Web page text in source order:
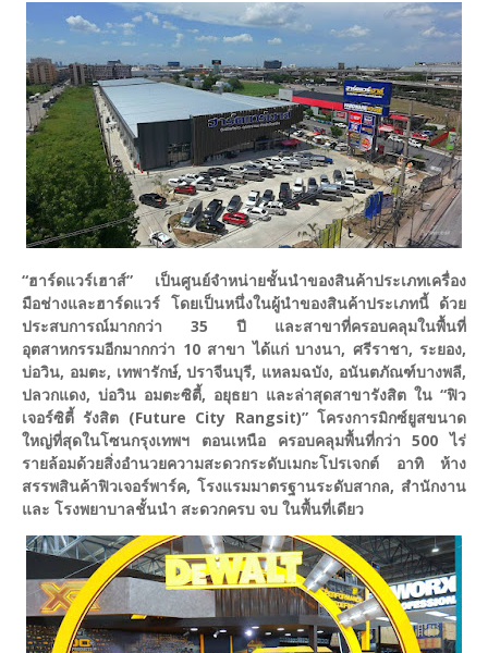
“ฮาร์ดแวร์เฮาส์” เป็นศูนย์จำหน่ายชั้นนำของสินค้าประเภทเครื่อง
มือช่างและฮาร์ดแวร์ โดยเป็นหนึ่งในผู้นำของสินค้าประเภทนี้ ด้วย
ประสบการณ์มากกว่า 35 ปี และสาขาที่ครอบคลุมในพื้นที่
อุตสาหกรรมอีกมากกว่า 10 สาขา ได้แก่ บางนา, ศรีราชา, ระยอง,
บ่อวิน, อมตะ, เทพารักษ์, ปราจีนบุรี, แหลมฉบัง, อนันตภัณฑ์บางพลี,
ปลวกแดง, บ่อวิน อมตะซิตี้, อยุธยา และล่าสุดสาขารังสิต ใน “ฟิว
เจอร์ซิตี้ รังสิต (Future City Rangsit)” โครงการมิกซ์ยูสขนาด
ใหญ่ที่สุดในโซนกรุงเทพฯ ตอนเหนือ ครอบคลุมพื้นที่กว่า 500 ไร่
รายล้อมด้วยสิ่งอำนวยความสะดวกระดับเมกะโปรเจกต์ อาทิ ห้าง
สรรพสินค้าฟิวเจอร์พาร์ค, โรงแรมมาตรฐานระดับสากล, สำนักงาน
และ โรงพยาบาลชั้นนำ สะดวกครบ จบ ในพื้นที่เดียว